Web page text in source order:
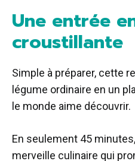
Une entrée
croustillante
Simple à préparer, cette
légume ordinaire en un
le monde aime découvrir.
En seulement 45
merveille culinaire qui